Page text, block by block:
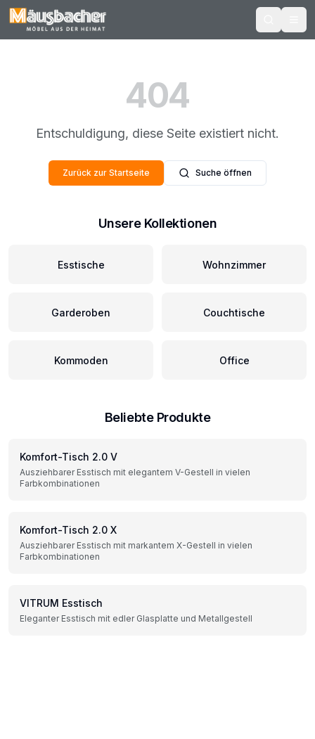
404
Entschuldigung, diese Seite existiert nicht.
Zurück zur Startseite Suche öffnen
Unsere Kollektionen
Esstische Wohnzimmer
Garderoben Couchtische
Kommoden Office
Beliebte Produkte
Komfort-Tisch 2.0 V
Ausziehbarer Esstisch mit elegantem V-Gestell in vielen
Farbkombinationen
Komfort-Tisch 2.0 X
Ausziehbarer Esstisch mit markantem X-Gestell in vielen
Farbkombinationen
VITRUM Esstisch
Eleganter Esstisch mit edler Glasplatte und Metallgestell